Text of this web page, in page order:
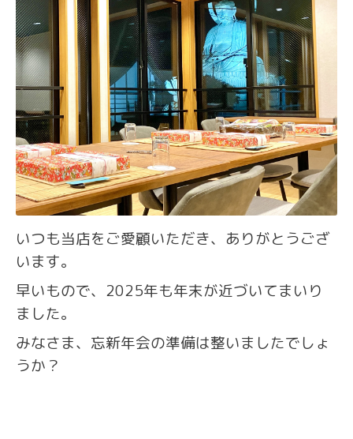
いつも当店をご愛顧いただき、ありがとうござ
います。
早いもので、2025年も年末が近づいてまいり
ました。
みなさま、忘新年会の準備は整いましたでしょ
うか？